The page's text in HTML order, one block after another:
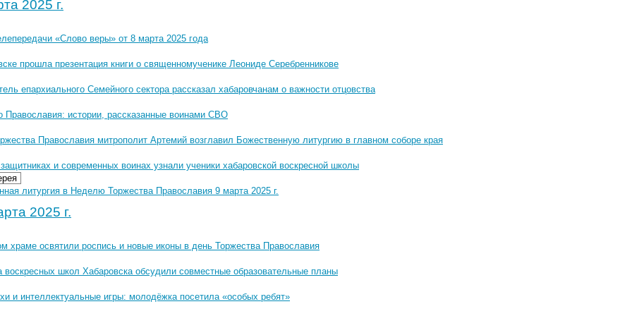
2025 г.
«Слово веры» от 8 марта 2025 года
прошла презентация книги о священномученике Леониде Серебренникове
епархиального Семейного сектора рассказал хабаровчанам о важности отцовства
Православия: истории, рассказанные воинами СВО
Православия митрополит Артемий возглавил Божественную литургию в главном соборе края
и современных воинах узнали ученики хабаровской воскресной школы
литургия в Неделю Торжества Православия 9 марта 2025 г.
2025 г.
храме освятили роспись и новые иконы в день Торжества Православия
воскресных школ Хабаровска обсудили совместные образовательные планы
и интеллектуальные игры: молодёжка посетила «особых ребят»